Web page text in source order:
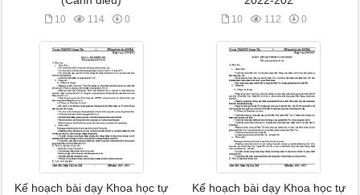
10 114 0 10 112 0
Kế hoạch bài dạy Khoa học tự
Kế hoạch bài dạy Khoa học tự